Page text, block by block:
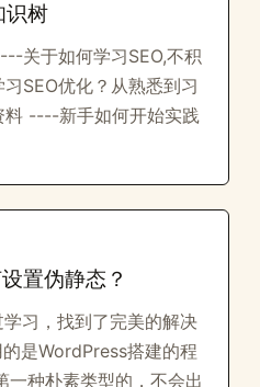
识树
关于如何学习SEO,不积
SEO优化？从熟悉到习
----新手如何开始实践
置伪静态？
习，找到了完美的解决
是WordPress搭建的程
一种朴素类型的，不会出